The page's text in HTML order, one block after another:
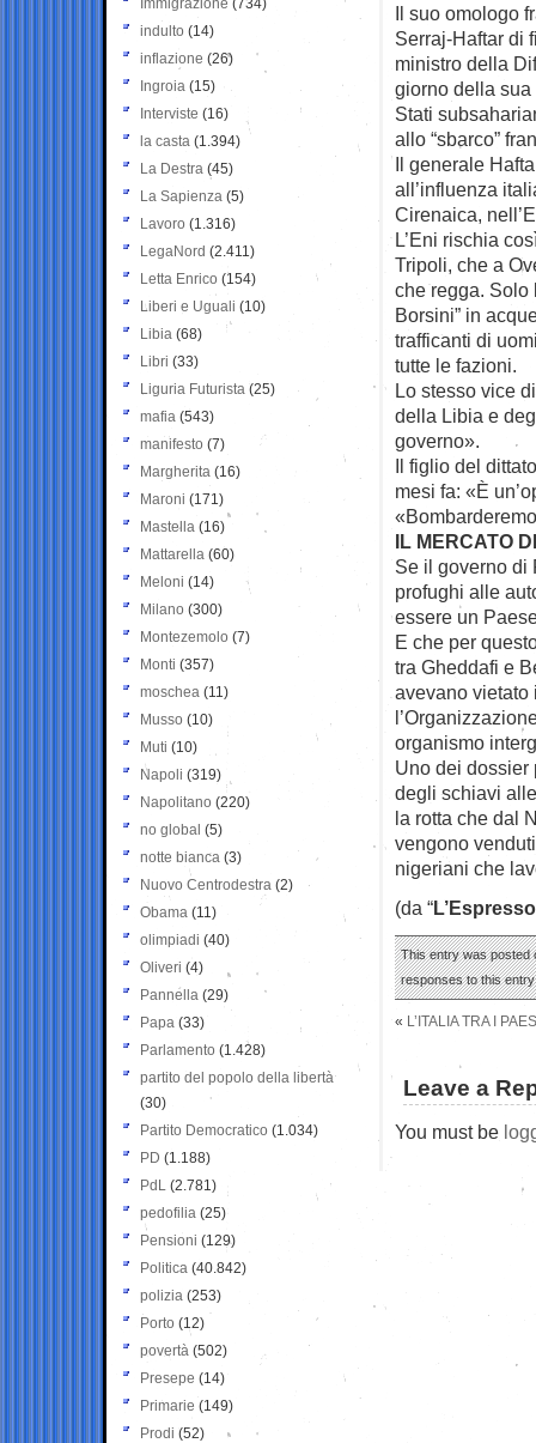
Il suo omologo
Serraj-Haftar di
ministro della
giorno della
Stati
allo “sbarco”
Il generale
all’influenza
Cirenaica,
L’Eni rischia
Tripoli, che a
che regga. Solo
Borsini” in
trafficanti di
tutte le fazioni.
Lo stesso vice
della Libia e
governo».
Il figlio del
mesi fa: «È
IL MERCATO
Se il governo di
profughi alle
essere un
E che per
tra Gheddafi e
avevano vietato
organismo
Uno dei dossier
degli schiavi
la rotta che dal
vengono
nigeriani che
(da “
This entry was posted
responses to this
« L’ITALIA TRA I
Leave a
You must be
Immigrazione (734)
indulto (14)
inflazione (26)
Ingroia (15)
Interviste (16)
la casta (1.394)
La Destra (45)
La Sapienza (5)
Lavoro (1.316)
LegaNord (2.411)
Letta Enrico (154)
Liberi e Uguali (10)
Libia (68)
Libri (33)
Liguria Futurista (25)
mafia (543)
manifesto (7)
Margherita (16)
Maroni (171)
Mastella (16)
Mattarella (60)
Meloni (14)
Milano (300)
Montezemolo (7)
Monti (357)
moschea (11)
Musso (10)
Muti (10)
Napoli (319)
Napolitano (220)
no global (5)
notte bianca (3)
Nuovo Centrodestra (2)
Obama (11)
olimpiadi (40)
Oliveri (4)
Pannella (29)
Papa (33)
Parlamento (1.428)
partito del popolo della libertà
(30)
Partito Democratico (1.034)
PD (1.188)
PdL (2.781)
pedofilia (25)
Pensioni (129)
Politica (40.842)
polizia (253)
Porto (12)
povertà (502)
Presepe (14)
Primarie (149)
Prodi (52)